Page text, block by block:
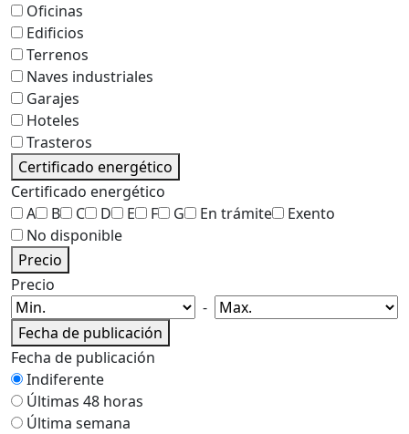
Oficinas
Edificios
Terrenos
Naves industriales
Garajes
Hoteles
Trasteros
Certificado energético
Certificado energético
A
B C D E F G En trámite
Exento
No disponible
Precio
Precio
-
Fecha de publicación
Fecha de publicación
Indiferente
Últimas 48 horas
Última semana